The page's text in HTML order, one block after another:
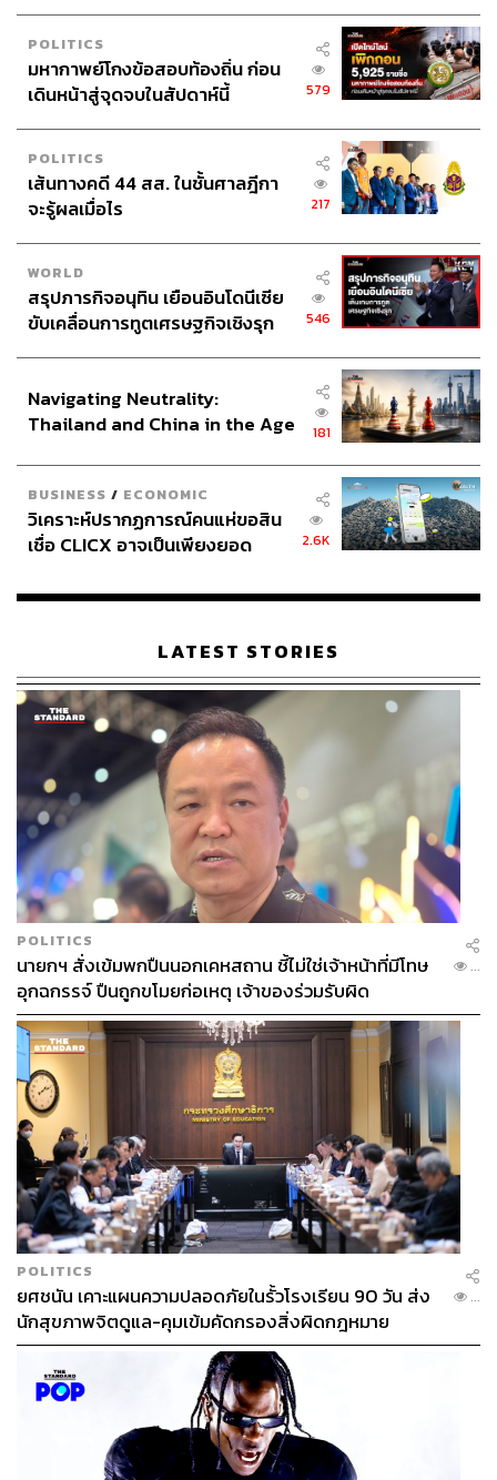
กรุงเทพมหานคร คุณภาพชีวิต การเดินทาง
POLITICS
มหากาพย์โกงข้อสอบท้องถิ่น ก่อน
เดินหน้าสู่จุดจบในสัปดาห์นี้
579
POLITICS
เส้นทางคดี 44 สส. ในชั้นศาลฎีกา
จะรู้ผลเมื่อไร
217
WORLD
สรุปภารกิจอนุทิน เยือนอินโดนีเซีย
ขับเคลื่อนการทูตเศรษฐกิจเชิงรุก
546
Navigating Neutrality:
Thailand and China in the Age
181
BUSINESS / ECONOMIC
วิเคราะห์ปรากฏการณ์คนแห่ขอสิน
เชื่อ CLICX อาจเป็นเพียงยอด
เรือนไทยที่ถูกซุกไว้
2.6K
LATEST STORIES
POLITICS
นายกฯ สั่งเข้มพกปืนนอกเคหสถาน ชี้ไม่ใช่เจ้าหน้าที่มีโทษ
อุกฉกรรจ์ ปืนถูกขโมยก่อเหตุ เจ้าของร่วมรับผิด
...
POLITICS
ยศชนัน เคาะแผนความปลอดภัยในรั้วโรงเรียน 90 วัน ส่ง
นักสุขภาพจิตดูแล-คุมเข้มคัดกรองสิ่งผิดกฎหมาย
...